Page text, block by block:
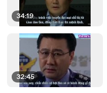
34:19
32:45